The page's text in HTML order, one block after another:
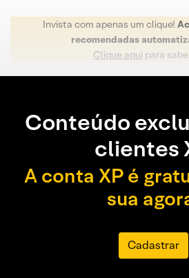
Invista com apenas um clique!
recomendadas
Clique aqui para
Conteúdo
clientes
A conta XP é
sua
Cadastrar